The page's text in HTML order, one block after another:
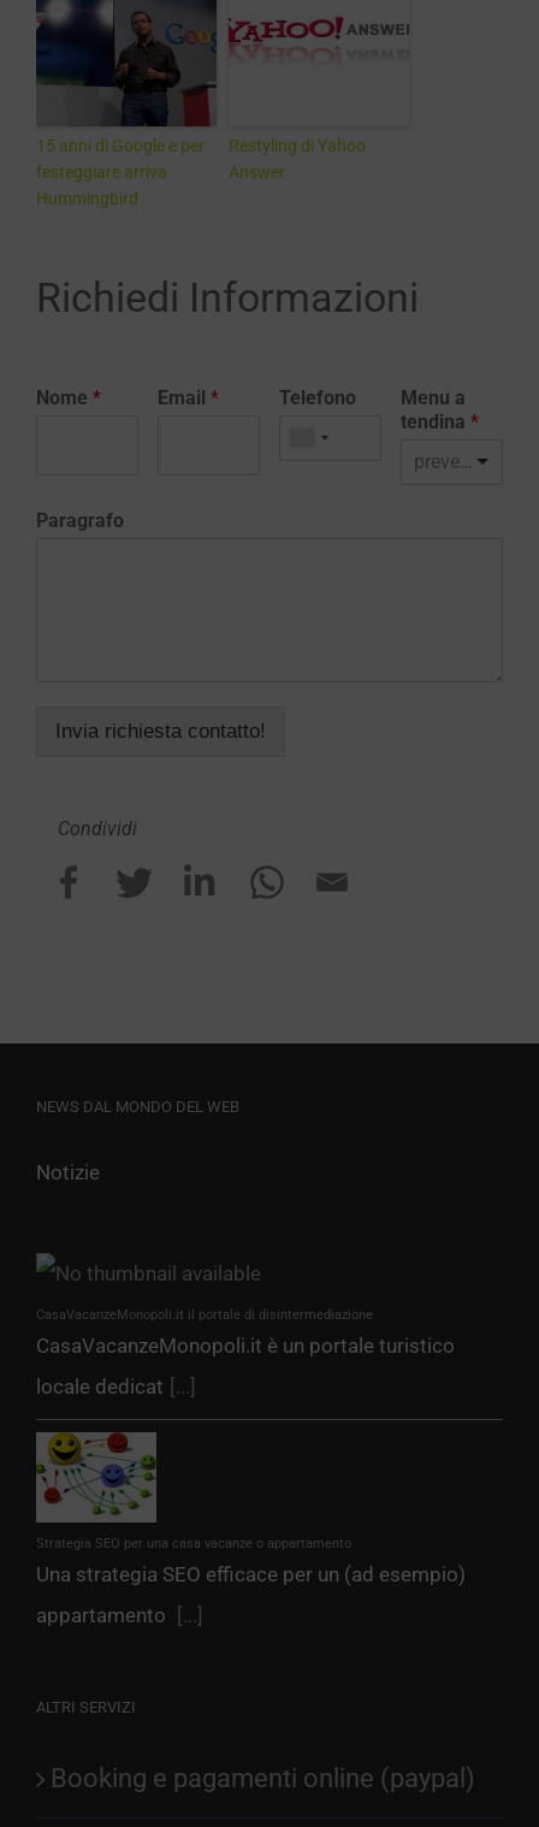
15 anni di Google e per
festeggiare arriva
Hummingbird
Restyling di Yahoo
Answer
Richiedi Informazioni
Nome * Email * Telefono
Menu a
tendina *
preventivo realizzazione sito web
Paragrafo
Invia richiesta contatto!
Condividi
NEWS DAL MONDO DEL WEB
Notizie
CasaVacanzeMonopoli.it il portale di disintermediazione
CasaVacanzeMonopoli.it è un portale turistico
locale dedicat [...]
Strategia SEO per una casa vacanze o appartamento
Una strategia SEO efficace per un (ad esempio)
appartamento
[...]
ALTRI SERVIZI
Booking e pagamenti online (paypal)